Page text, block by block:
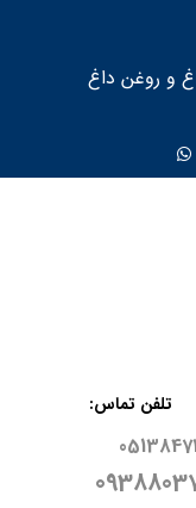
و روغن داغ
تلفن تماس: